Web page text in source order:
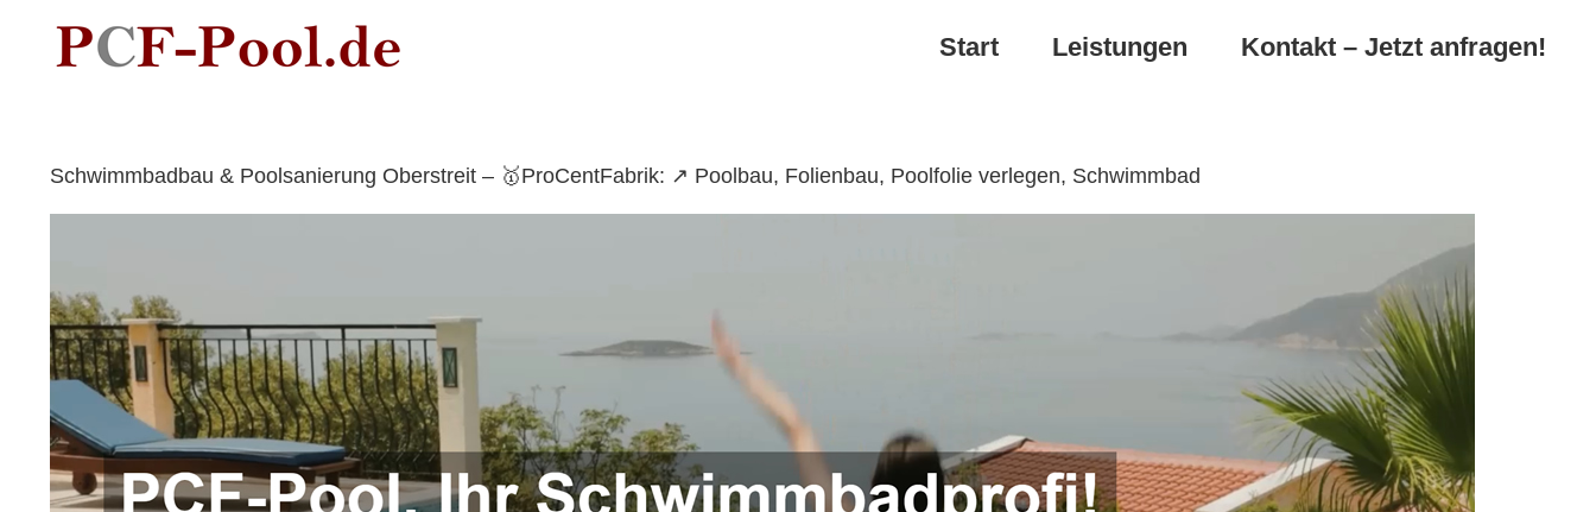
content
Start Leistungen Kontakt – Jetzt anfragen!
Schwimmbadbau & Poolsanierung Oberstreit – 🥇ProCentFabrik: ↗️ Poolbau, Folienbau, Poolfolie verlegen, Schwimmbad